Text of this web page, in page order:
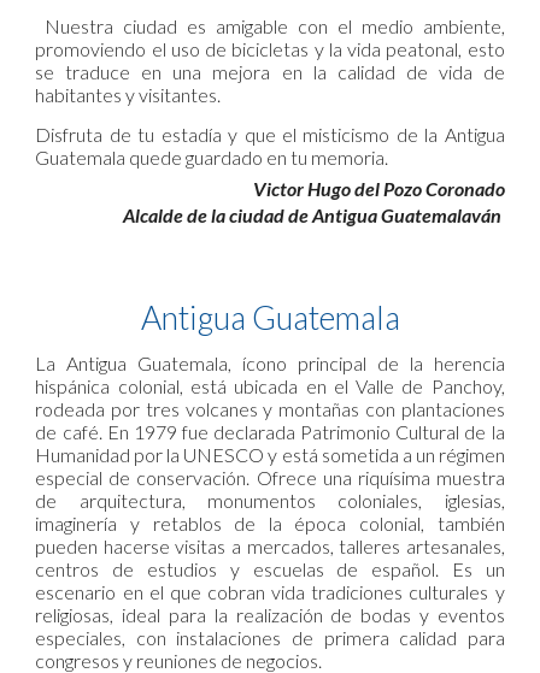
Nuestra ciudad es amigable con el medio ambiente,
promoviendo el uso de bicicletas y la vida peatonal, esto
se traduce en una mejora en la calidad de vida de
habitantes y visitantes.
Disfruta de tu estadía y que el misticismo de la Antigua
Guatemala quede guardado en tu memoria.
Victor Hugo del Pozo Coronado
Alcalde de la ciudad de Antigua Guatemalaván
Antigua Guatemala
La Antigua Guatemala, ícono principal de la herencia
hispánica colonial, está ubicada en el Valle de Panchoy,
rodeada por tres volcanes y montañas con plantaciones
de café. En 1979 fue declarada Patrimonio Cultural de la
Humanidad por la UNESCO y está sometida a un régimen
especial de conservación. Ofrece una riquísima muestra
de arquitectura, monumentos coloniales, iglesias,
imaginería y retablos de la época colonial, también
pueden hacerse visitas a mercados, talleres artesanales,
centros de estudios y escuelas de español. Es un
escenario en el que cobran vida tradiciones culturales y
religiosas, ideal para la realización de bodas y eventos
especiales, con instalaciones de primera calidad para
congresos y reuniones de negocios.